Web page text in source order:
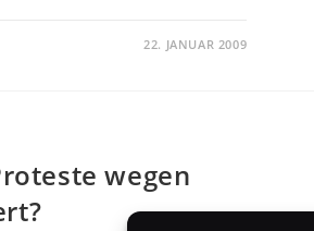
22. JANUAR 2009
wegen